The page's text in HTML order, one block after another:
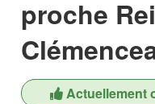
proche
Actuellement